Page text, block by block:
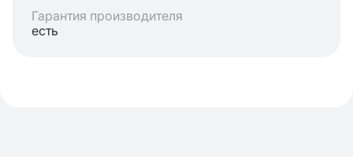
Гарантия производителя
есть